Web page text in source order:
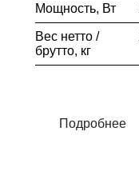
Мощность, Вт
Вес нетто /
брутто, кг
Подробнее